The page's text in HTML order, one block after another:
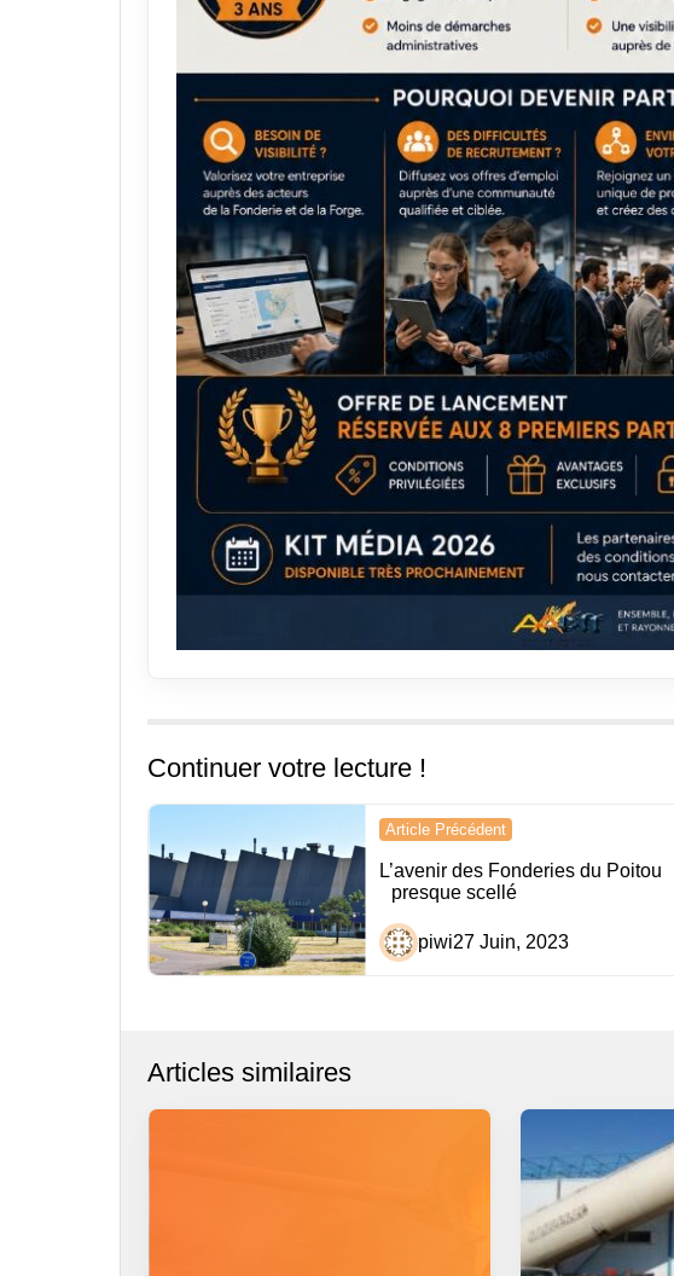
Continuer votre lecture !
Navigation
de
l’article
Article Précédent
L’avenir des Fonderies du Poitou
presque scellé
piwi27 Juin, 2023
Articles similaires